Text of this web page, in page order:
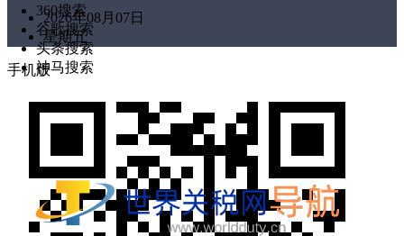
2026年08月07日
星期五
360搜索
谷歌搜索
头条搜索
神马搜索
手机版